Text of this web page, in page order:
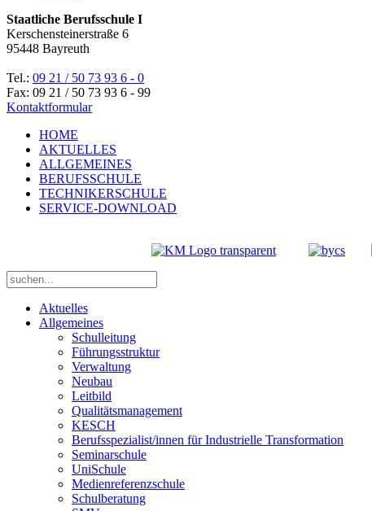
Staatliche Berufsschule I
Kerschensteinerstraße 6
95448 Bayreuth
Tel.: 09 21 / 50 73 93 6 - 0
Fax: 09 21 / 50 73 93 6 - 99
Kontaktformular
HOME
AKTUELLES
ALLGEMEINES
BERUFSSCHULE
TECHNIKERSCHULE
SERVICE-DOWNLOAD
Aktuelles
Allgemeines
Schulleitung
Führungsstruktur
Verwaltung
Neubau
Leitbild
Qualitätsmanagement
KESCH
Berufsspezialist/innen für Industrielle Transformation
Seminarschule
UniSchule
Medienreferenzschule
Schulberatung